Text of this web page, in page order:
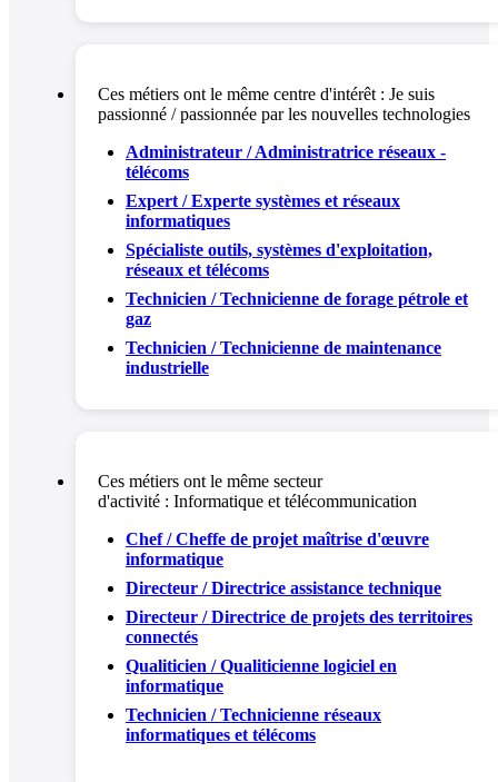
Ces métiers ont le même centre d'intérêt : Je suis
passionné / passionnée par les nouvelles technologies
Administrateur / Administratrice réseaux -
télécoms
Expert / Experte systèmes et réseaux
informatiques
Spécialiste outils, systèmes d'exploitation,
réseaux et télécoms
Technicien / Technicienne de forage pétrole et
gaz
Technicien / Technicienne de maintenance
industrielle
Ces métiers ont le même secteur
d'activité : Informatique et télécommunication
Chef / Cheffe de projet maîtrise d'œuvre
informatique
Directeur / Directrice assistance technique
Directeur / Directrice de projets des territoires
connectés
Qualiticien / Qualiticienne logiciel en
informatique
Technicien / Technicienne réseaux
informatiques et télécoms